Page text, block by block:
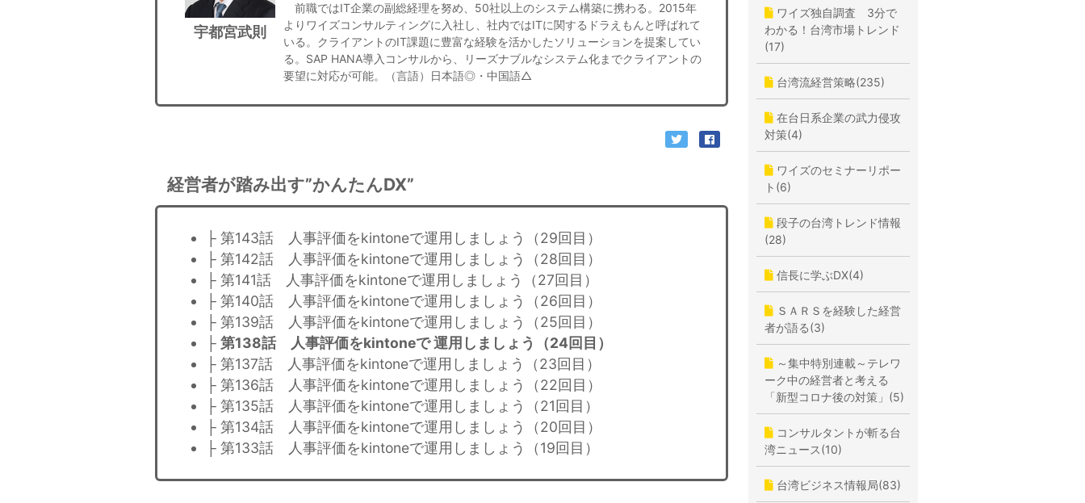
宇都宮武則
前職ではIT企業の副総経理を努め、50社以上のシステム構築に携わる。2015年
よりワイズコンサルティングに入社し、社内ではITに関するドラえもんと呼ばれて
いる。クライアントのIT課題に豊富な経験を活かしたソリューションを提案してい
る。SAP HANA導入コンサルから、リーズナブルなシステム化までクライアントの
要望に対応が可能。（言語）日本語◎・中国語△
経営者が踏み出す”かんたんDX”
├ 第143話 人事評価をkintoneで運用しましょう（29回目）
├ 第142話 人事評価をkintoneで運用しましょう（28回目）
├ 第141話 人事評価をkintoneで運用しましょう（27回目）
├ 第140話 人事評価をkintoneで運用しましょう（26回目）
├ 第139話 人事評価をkintoneで運用しましょう（25回目）
├ 第138話 人事評価をkintoneで 運用しましょう（24回目）
├ 第137話 人事評価をkintoneで運用しましょう（23回目）
├ 第136話 人事評価をkintoneで運用しましょう（22回目）
├ 第135話 人事評価をkintoneで運用しましょう（21回目）
├ 第134話 人事評価をkintoneで運用しましょう（20回目）
├ 第133話 人事評価をkintoneで運用しましょう（19回目）
ワイズ独自調査 3分で
わかる！台湾市場トレンド
(17)
台湾流経営策略(235)
在台日系企業の武力侵攻
対策(4)
ワイズのセミナーリポー
ト(6)
段子の台湾トレンド情報
(28)
信長に学ぶDX(4)
ＳＡＲＳを経験した経営
者が語る(3)
～集中特別連載～テレワ
ーク中の経営者と考える
「新型コロナ後の対策」(5)
コンサルタントが斬る台
湾ニュース(10)
台湾ビジネス情報局(83)